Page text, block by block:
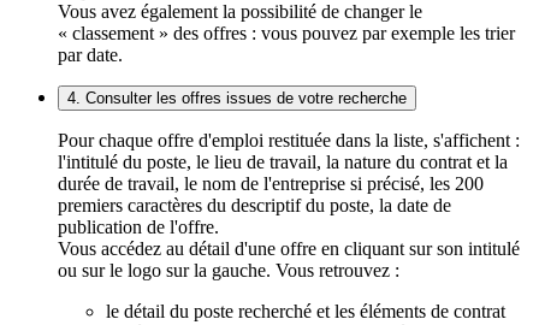
Vous avez également la possibilité de changer le
« classement » des offres : vous pouvez par exemple les trier
par date.
4. Consulter les offres issues de votre recherche
Pour chaque offre d'emploi restituée dans la liste, s'affichent :
l'intitulé du poste, le lieu de travail, la nature du contrat et la
durée de travail, le nom de l'entreprise si précisé, les 200
premiers caractères du descriptif du poste, la date de
publication de l'offre.
Vous accédez au détail d'une offre en cliquant sur son intitulé
ou sur le logo sur la gauche. Vous retrouvez :
le détail du poste recherché et les éléments de contrat